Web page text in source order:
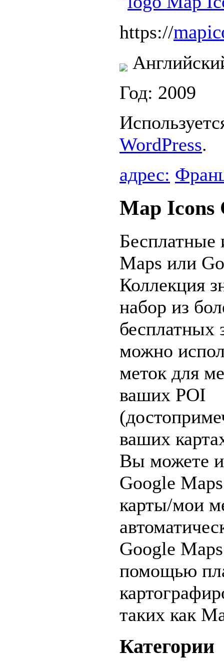
https://
Год: 2009
WordPress.
адрес:
Map Icons
Бесплатные
Maps или
Коллекция
набор из
бесплатных
можно
меток для
ваших POI
ваших
Вы можете
Google
карты/мои
Google
помощью
таких как
Категории